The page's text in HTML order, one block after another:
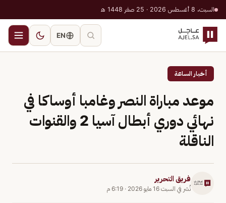
السبت، 8 أغسطس 2026 · 25 صفر 1448 هـ
EN
أخبار الساعة
موعد مباراة النصر وغامبا أوساكا في
نهائي دوري أبطال آسيا 2 والقنوات
الناقلة
فريق التحرير
نُشر في السبت 16 مايو 2026 · 6:19 م